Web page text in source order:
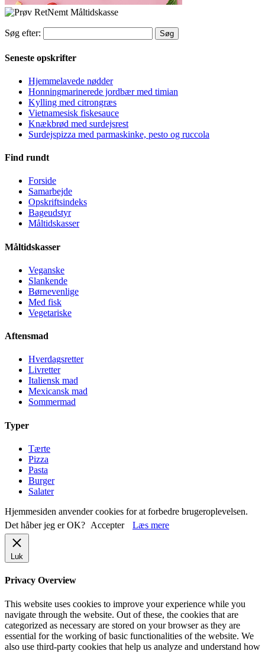
Søg efter:
Seneste opskrifter
Hjemmelavede nødder
Honningmarinerede jordbær med timian
Kylling med citrongræs
Vietnamesisk fiskesauce
Knækbrød med surdejsrest
Surdejspizza med parmaskinke, pesto og ruccola
Find rundt
Forside
Samarbejde
Opskriftsindeks
Bageudstyr
Måltidskasser
Måltidskasser
Veganske
Slankende
Børnevenlige
Med fisk
Vegetariske
Aftensmad
Hverdagsretter
Livretter
Italiensk mad
Mexicansk mad
Sommermad
Typer
Tærte
Pizza
Pasta
Burger
Salater
Hjemmesiden anvender cookies for at forbedre brugeroplevelsen.
Det håber jeg er OK? Accepter Læs mere
Luk
Privacy Overview
This website uses cookies to improve your experience while you
navigate through the website. Out of these, the cookies that are
categorized as necessary are stored on your browser as they are
essential for the working of basic functionalities of the website. We
also use third-party cookies that help us analyze and understand how